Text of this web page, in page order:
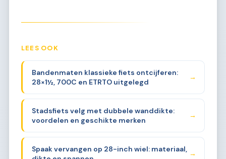
LEES OOK
Bandenmaten klassieke fiets ontcijferen:
28×1½, 700C en ETRTO uitgelegd
→
Stadsfiets velg met dubbele wanddikte:
voordelen en geschikte merken
→
Spaak vervangen op 28-inch wiel: materiaal,
→